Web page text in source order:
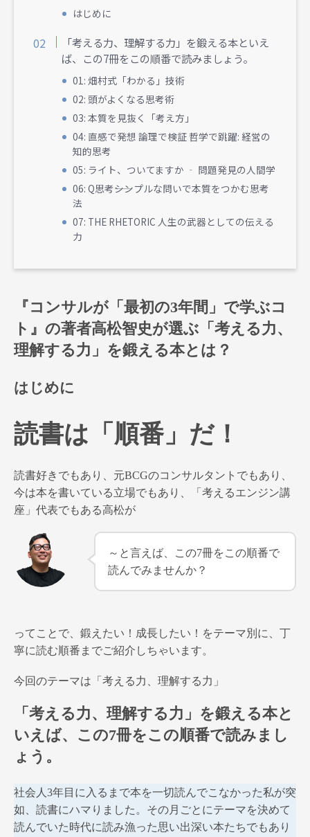
はじめに
「考える力、理解する力」を鍛える本といえ
ば、この7冊をこの順番で読みましょう。
01: 畑村式「わかる」技術
02: 頭がよくなる思考術
03: 本質を見抜く「考え方」
04: 直感で発想 論理で検証 哲学で跳躍: 経営の
知的思考
05: ライト、ついてますか ‐ 問題発見の人間学
06: Q思考――シンプルな問いで本質をつかむ思考
法
07: THE RHETORIC 人生の武器としての伝える
力
『コンサルが「最初の3年間」で学ぶコ
ト』の著者高松智史が選ぶ「考える力、
理解する力」を鍛える本とは？
はじめに
読書は「順番」だ！
読書好きでもあり、元BCGのコンサルタントでもあり、
今は本を書いている立場でもあり、「考えるエンジン講
座」代表でもある高松が
～と言えば、この7冊をこの順番で
読んでみませんか？
ってことで、鍛えたい！成長したい！をテーマ別に、丁
寧に読む順番までご紹介しちゃいます。
今回のテーマは「考える力、理解する力」
「考える力、理解する力」を鍛える本と
いえば、この7冊をこの順番で読みまし
ょう。
社会人3年目に入るまで本を一切読んでこなかった私が突
如、読書にハマりました。その月ごとにテーマを決めて
読んでいた時代に読み漁った思い出深い本たちでもあり